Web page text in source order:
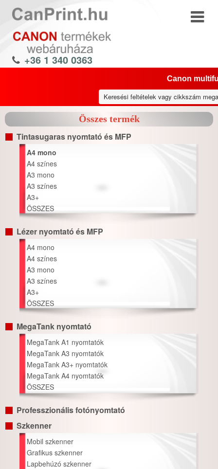
+36 1 340 0363
Canon
Összes termék
Tintasugaras nyomtató és MFP
A4 mono
A4 színes
A3 mono
A3 színes
A3+
ÖSSZES
Lézer nyomtató és MFP
A4 mono
A4 színes
A3 mono
A3 színes
A3+
ÖSSZES
MegaTank nyomtató
MegaTank A1 nyomtatók
MegaTank A3 nyomtatók
MegaTank A3+ nyomtatók
MegaTank A4 nyomtatók
ÖSSZES
Professzionális fotónyomtató
Szkenner
Mobil szkenner
Grafikus szkenner
Lapbehúzó szkenner